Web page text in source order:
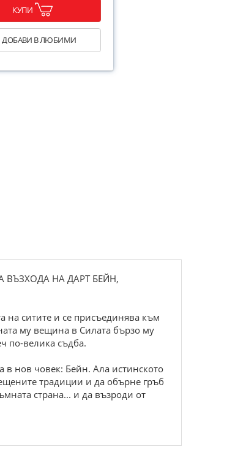
КУПИ
ДОБАВИ В ЛЮБИМИ
ВЪЗХОДА НА ДАРТ БЕЙН,
на ситите и се присъединява към
му вещина в Силата бързо му
по-велика съдба.
в нов човек: Бейн. Ала истинското
традиции и да обърне гръб
страна... и да възроди от